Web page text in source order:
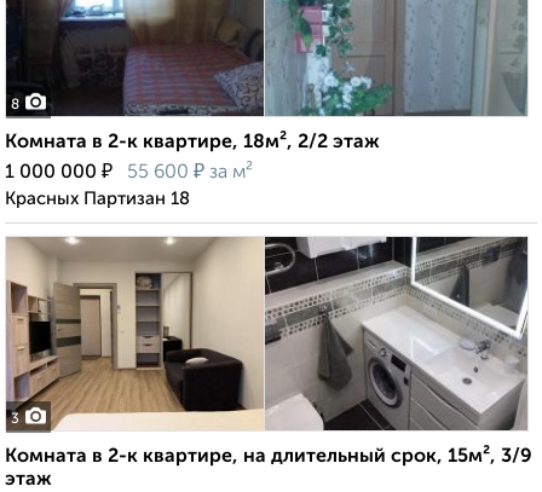
8
Комната в 2-к квартире, 18м², 2/2 этаж
1 000 000 ₽ 55 600 ₽ за м²
Красных Партизан 18
3
Комната в 2-к квартире, на длительный срок, 15м², 3/9
этаж